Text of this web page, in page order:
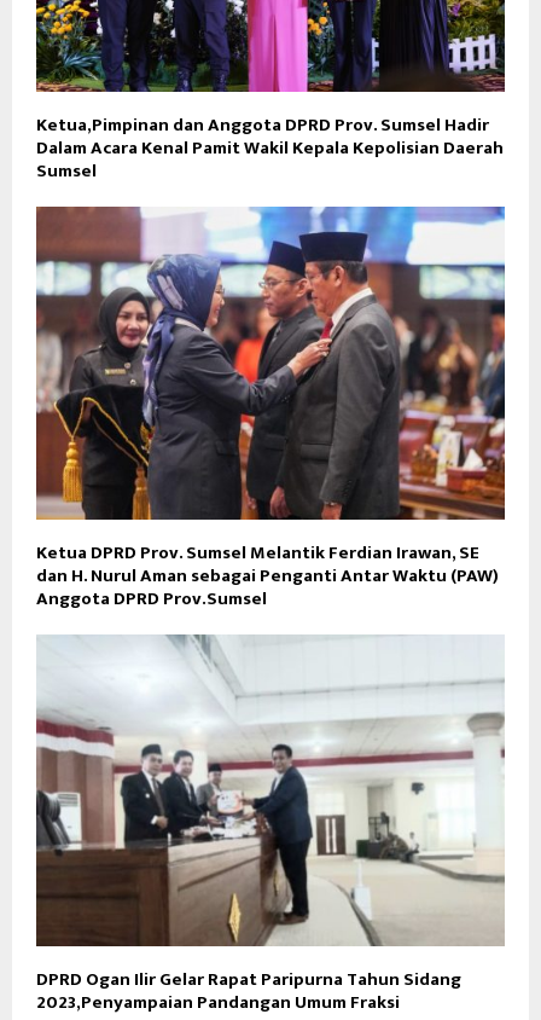
Ketua,Pimpinan dan Anggota DPRD Prov. Sumsel Hadir
Dalam Acara Kenal Pamit Wakil Kepala Kepolisian Daerah
Sumsel
Ketua DPRD Prov. Sumsel Melantik Ferdian Irawan, SE
dan H. Nurul Aman sebagai Penganti Antar Waktu (PAW)
Anggota DPRD Prov.Sumsel
DPRD Ogan Ilir Gelar Rapat Paripurna Tahun Sidang
2023,Penyampaian Pandangan Umum Fraksi